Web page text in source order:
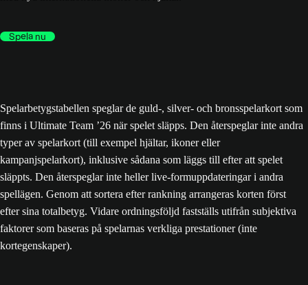
Spela nu
Spelarbetygstabellen speglar de guld-, silver- och bronsspelarkort som
finns i Ultimate Team ’26 när spelet släpps. Den återspeglar inte andra
typer av spelarkort (till exempel hjältar, ikoner eller
kampanjspelarkort), inklusive sådana som läggs till efter att spelet
släppts. Den återspeglar inte heller live-formuppdateringar i andra
spellägen. Genom att sortera efter rankning arrangeras korten först
efter sina totalbetyg. Vidare ordningsföljd fastställs utifrån subjektiva
faktorer som baseras på spelarnas verkliga prestationer (inte
kortegenskaper).